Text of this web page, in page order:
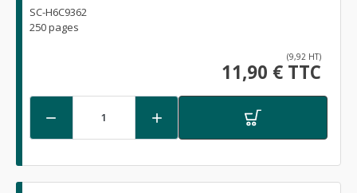
SC-H6C9362
250 pages
(9,92 HT)
11,90 € TTC
 